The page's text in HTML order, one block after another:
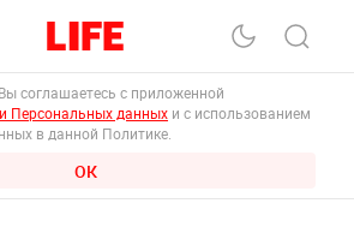
соглашаетесь с приложенной
Персональных данных и с использованием
в данной Политике.
ОК